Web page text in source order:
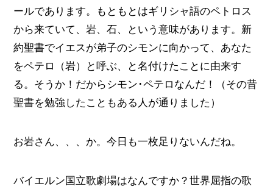
ールであります。もともとはギリシャ語のペトロス
から来ていて、岩、石、という意味があります。新
約聖書でイエスが弟子のシモンに向かって、あなた
をペテロ（岩）と呼ぶ、と名付けたことに由来す
る。そうか！だからシモン･ペテロなんだ！（その昔
聖書を勉強したこともある人が通りました）
お岩さん、、、か。今日も一枚足りないんだね。
バイエルン国立歌劇場はなんですか？世界屈指の歌